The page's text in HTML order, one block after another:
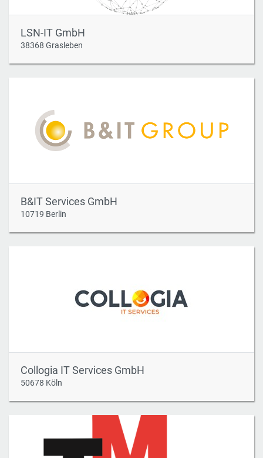
LSN-IT GmbH
38368 Grasleben
B&IT Services GmbH
10719 Berlin
Collogia IT Services GmbH
50678 Köln